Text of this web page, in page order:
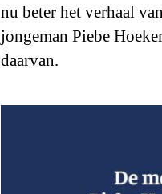
nu beter het verhaal
jongeman Piebe
daarvan.